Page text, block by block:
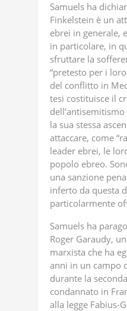
Samuels ha
Finkelstein è un
ebrei in generale,
in particolare, in
sfruttare la
“pretesto per i
del conflitto in
tesi costituisce il
la sua stessa
attaccare, come
leader ebrei, le
popolo ebreo.
una sanzione
inferto da questa
particolarmente
Samuels ha
Roger Garaudy,
marxista che ha
anni in un campo
durante la
condannato in
alla legge Fabius-